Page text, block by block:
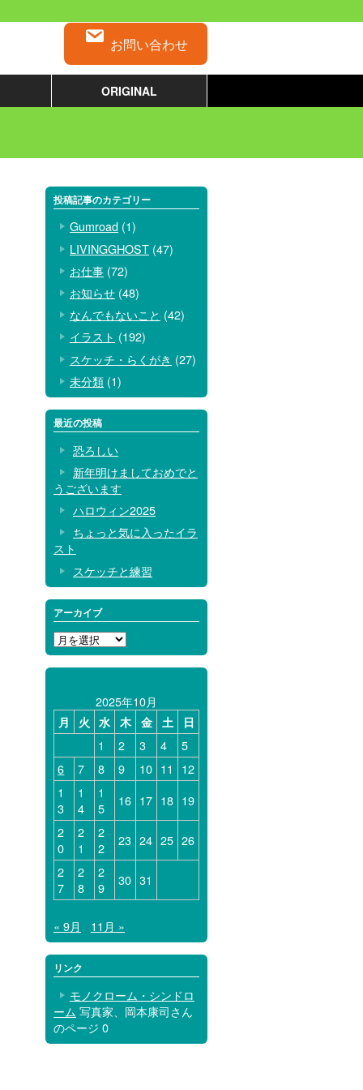
お問い合わせ
ORIGINAL
投稿記事のカテゴリー
Gumroad (1)
LIVINGGHOST (47)
お仕事 (72)
お知らせ (48)
なんでもないこと (42)
イラスト (192)
スケッチ・らくがき (27)
未分類 (1)
最近の投稿
恐ろしい
新年明けましておめでと
うございます
ハロウィン2025
ちょっと気に入ったイラ
スト
スケッチと練習
アーカイブ
ア
ー
カ
2025年10月
月 火 水 木 金 土 日
1 2 3 4
5
6
7 8 9 10 11
12
1
3
1
4
1
5
16 17 18 19
2
0
2
1
2
2
23 24 25 26
2
7
2
8
2
9
30 31
« 9月 11月 »
リンク
モノクローム・シンドロ
ーム 写真家、岡本康司さん
のページ 0